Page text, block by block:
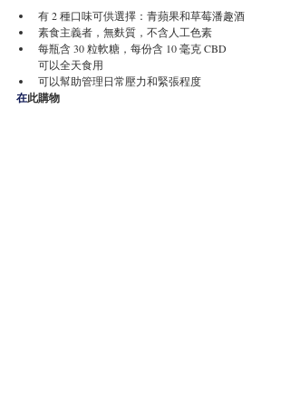
有 2 種口味可供選擇：青蘋果和草莓潘趣酒
素食主義者，無麩質，不含人工色素
每瓶含 30 粒軟糖，每份含 10 毫克 CBD
可以全天食用
可以幫助管理日常壓力和緊張程度
在此購物